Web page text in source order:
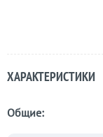
ХАРАКТЕРИСТИКИ
Общие: